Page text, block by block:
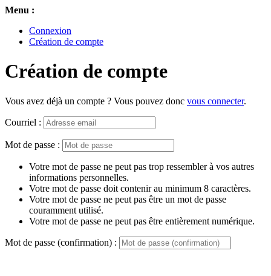
Menu :
Connexion
Création de compte
Création de compte
Vous avez déjà un compte ? Vous pouvez donc vous connecter.
Courriel :
Mot de passe :
Votre mot de passe ne peut pas trop ressembler à vos autres
informations personnelles.
Votre mot de passe doit contenir au minimum 8 caractères.
Votre mot de passe ne peut pas être un mot de passe
couramment utilisé.
Votre mot de passe ne peut pas être entièrement numérique.
Mot de passe (confirmation) :